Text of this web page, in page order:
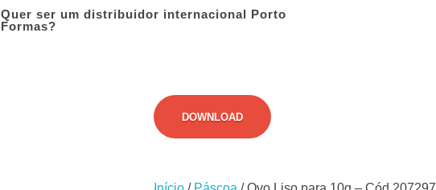
Quer ser um distribuidor internacional Porto
Formas?
DOWNLOAD